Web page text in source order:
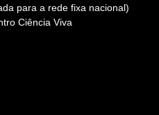
para a rede fixa nacional)
Ciência Viva